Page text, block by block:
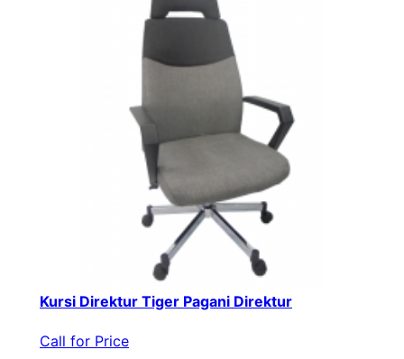
Kursi Direktur Tiger Pagani Direktur
Call for Price